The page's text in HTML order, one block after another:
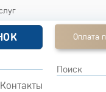
Контакты
Оплата